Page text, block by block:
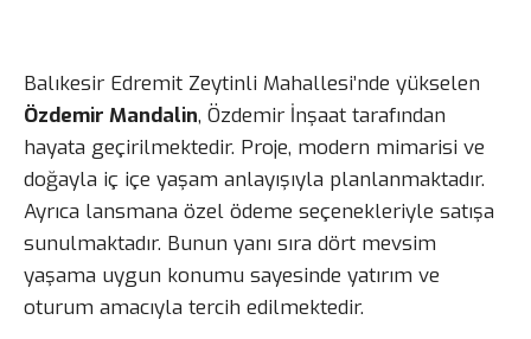
Balıkesir Edremit Zeytinli Mahallesi’nde yükselen
Özdemir Mandalin, Özdemir İnşaat tarafından
hayata geçirilmektedir. Proje, modern mimarisi ve
doğayla iç içe yaşam anlayışıyla planlanmaktadır.
Ayrıca lansmana özel ödeme seçenekleriyle satışa
sunulmaktadır. Bunun yanı sıra dört mevsim
yaşama uygun konumu sayesinde yatırım ve
oturum amacıyla tercih edilmektedir.